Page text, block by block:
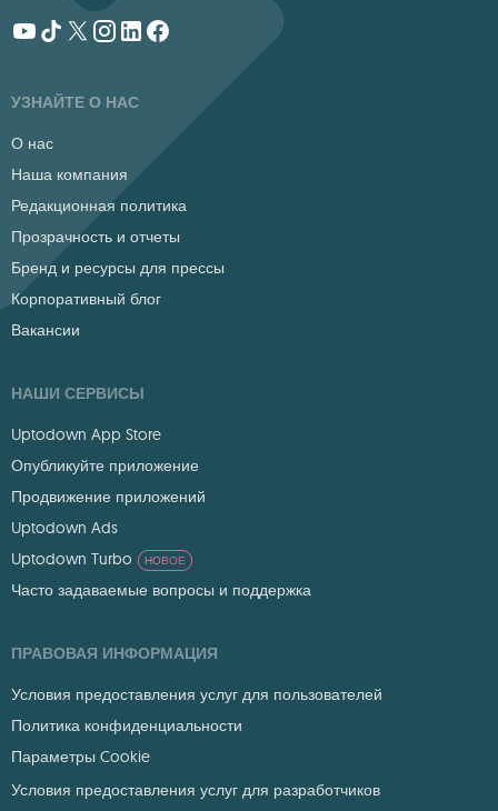
УЗНАЙТЕ О НАС
О нас
Наша компания
Редакционная политика
Прозрачность и отчеты
Бренд и ресурсы для прессы
Корпоративный блог
Вакансии
НАШИ СЕРВИСЫ
Uptodown App Store
Опубликуйте приложение
Продвижение приложений
Uptodown Ads
Uptodown Turbo
НОВОЕ
Часто задаваемые вопросы и поддержка
ПРАВОВАЯ ИНФОРМАЦИЯ
Условия предоставления услуг для пользователей
Политика конфиденциальности
Параметры Cookie
Условия предоставления услуг для разработчиков